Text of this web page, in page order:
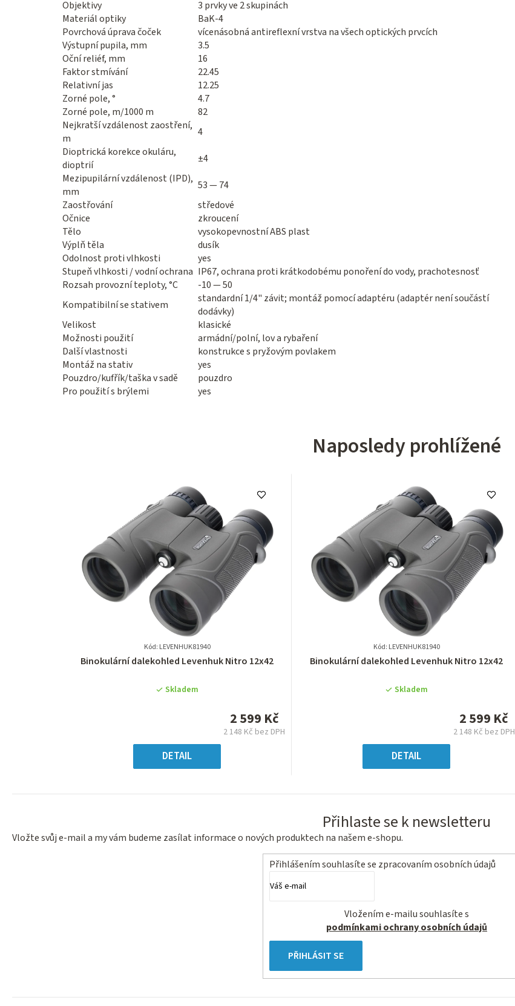
Objektivy
3 prvky ve 2 skupinách
Materiál optiky
BaK-4
Povrchová úprava čoček
vícenásobná antireflexní vrstva na všech optických prvcích
Výstupní pupila, mm
3.5
Oční reliéf, mm
16
Faktor stmívání
22.45
Relativní jas
12.25
Zorné pole, °
4.7
Zorné pole, m/1000 m
82
Nejkratší vzdálenost zaostření,
m
4
Dioptrická korekce okuláru,
dioptrií
±4
Mezipupilární vzdálenost (IPD),
mm
53 — 74
Zaostřování
středové
Očnice
zkroucení
Tělo
vysokopevnostní ABS plast
Výplň těla
dusík
Odolnost proti vlhkosti
yes
Stupeň vlhkosti / vodní ochrana IP67, ochrana proti krátkodobému ponoření do vody, prachotesnosť
Rozsah provozní teploty, °C
-10 — 50
Kompatibilní se stativem
standardní 1/4" závit; montáž pomocí adaptéru (adaptér není součástí
dodávky)
Velikost
klasické
Možnosti použití
armádní/polní, lov a rybaření
Další vlastnosti
konstrukce s pryžovým povlakem
Montáž na stativ
yes
Pouzdro/kufřík/taška v sadě
pouzdro
Pro použití s brýlemi
yes
Naposledy prohlížené
Kód: LEVENHUK81940
Průměrné
produktu
5
hvězdiček.
Binokulární dalekohled Levenhuk Nitro 12x42
Skladem
2 599 Kč
2 148 Kč bez DPH
DETAIL
Kód: LEVENHUK81940
Průměrné
produktu
5
hvězdiček.
Binokulární dalekohled Levenhuk Nitro 12x42
Skladem
2 599 Kč
2 148 Kč bez DPH
DETAIL
Přihlaste se k newsletteru
Vložte svůj e-mail a my vám budeme zasílat informace o nových produktech na našem e-shopu.
Přihlášením souhlasíte se zpracovaním osobních údajů
podmínkami ochrany osobních údajů
PŘIHLÁSIT SE